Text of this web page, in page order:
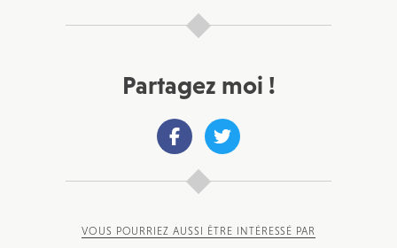
Partagez moi !
VOUS POURRIEZ AUSSI ÊTRE INTÉRESSÉ PAR